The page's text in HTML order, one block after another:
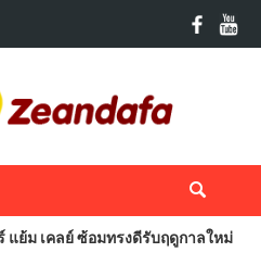
แย้ม เคลย์ ซ้อมทรงดีรับฤดูกาลใหม่